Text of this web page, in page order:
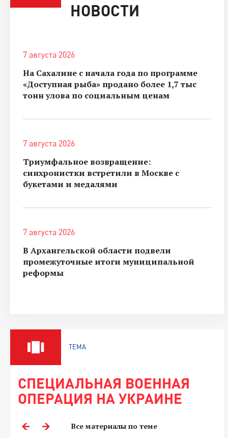
НОВОСТИ
7 августа 2026
На Сахалине с начала года по программе
«Доступная рыба» продано более 1,7 тыс
тонн улова по социальным ценам
7 августа 2026
Триумфальное возвращение:
синхронистки встретили в Москве с
букетами и медалями
7 августа 2026
В Архангельской области подвели
промежуточные итоги муниципальной
реформы
ТЕМА
СПЕЦИАЛЬНАЯ ВОЕННАЯ
ОПЕРАЦИЯ НА УКРАИНЕ
Все материалы по теме